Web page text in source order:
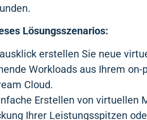
Lösungsszenarios:
erstellen Sie neue
Workloads aus Ihrem
Cloud.
Erstellen von virtuellen
Ihrer Leistungsspitzen